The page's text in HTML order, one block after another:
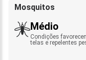
Mosquitos
Médio
Condições
telas e repelentes